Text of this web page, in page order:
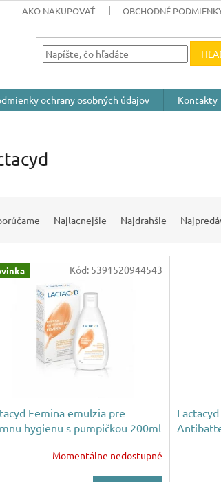
AKO NAKUPOVAŤ OBCHODNÉ
ochrany osobných údajov Kontakty
Najlacnejšie Najdrahšie
Femina emulzia pre
hygienu s pumpičkou 200ml
Momentálne nedostupné
Kód: 5391520944543